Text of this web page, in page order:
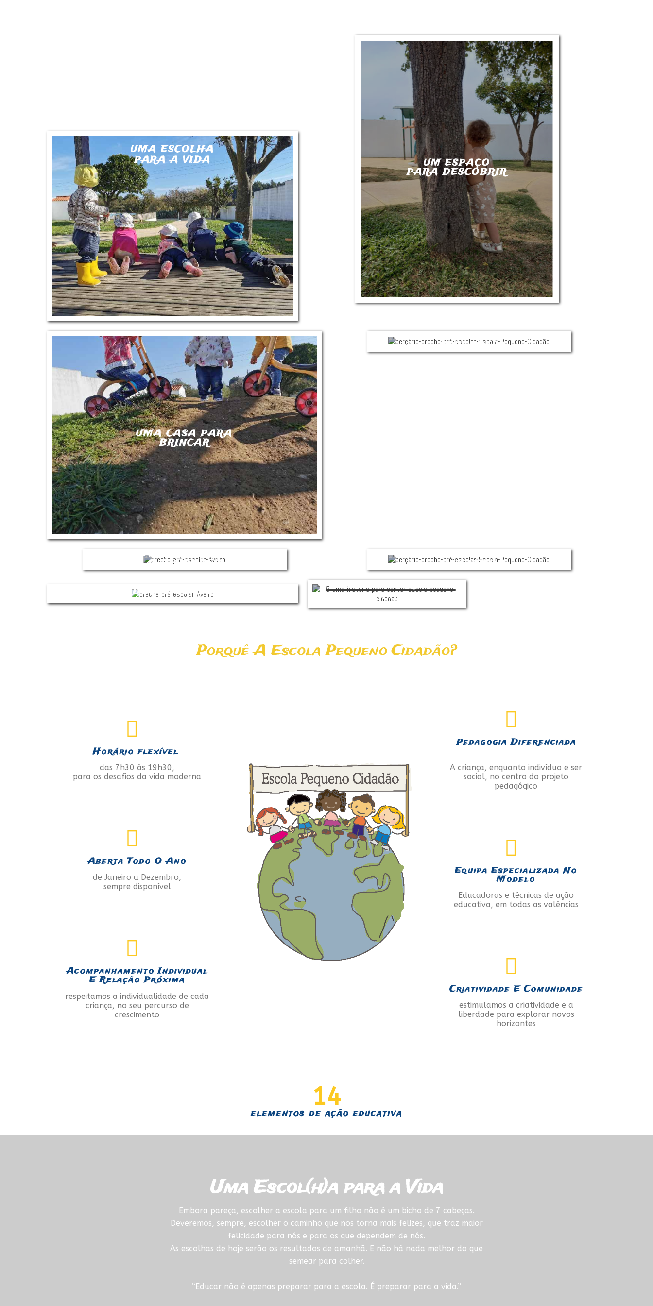
UMA ESCOLHA
PARA A VIDA
UM ESPAÇO
PARA DESCOBRIR
UMA CASA PARA
BRINCAR
UM LUGAR PARA
APRENDER
PARA APRENDER
A APRENDER
UMA SALA PARA
INVENTAR
TODOS APRENDEM,
TODOS ENSINAM
UMA HISTÓRIA
PARA CONTAR
Porquê A Escola Pequeno Cidadão?
Horário flexível
das 7h30 às 19h30,
para os desafios da vida moderna
Aberta Todo O Ano
de Janeiro a Dezembro,
sempre disponível
Acompanhamento Individual
E Relação Próxima
respeitamos a individualidade de cada
criança, no seu percurso de
crescimento
Pedagogia Diferenciada
A criança, enquanto indivíduo e ser
social, no centro do projeto
pedagógico
Equipa Especializada No
Modelo
Educadoras e técnicas de ação
educativa, em todas as valências
Criatividade E Comunidade
estimulamos a criatividade e a
liberdade para explorar novos
horizontes
14
elementos de ação educativa
Uma Escol(h)a para a Vida
Embora pareça, escolher a escola para um filho não é um bicho de 7 cabeças.
Deveremos, sempre, escolher o caminho que nos torna mais felizes, que traz maior
felicidade para nós e para os que dependem de nós.
As escolhas de hoje serão os resultados de amanhã. E não há nada melhor do que
semear para colher.
“Educar não é apenas preparar para a escola. É preparar para a vida.”